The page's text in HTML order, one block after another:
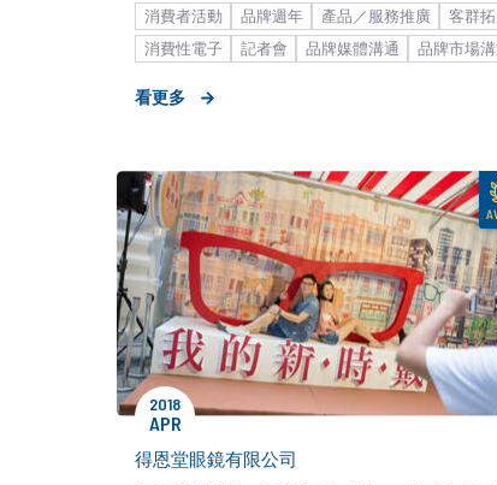
消費者活動 品牌週年 產品／服務推廣
客群
消費性電子
記者會 品牌媒體溝通
品牌市場
家用電器
看更多
2018
APR
得恩堂眼鏡有限公司